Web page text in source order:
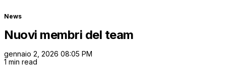
News
Nuovi membri del team
gennaio 2, 2026 08:05 PM
1 min read